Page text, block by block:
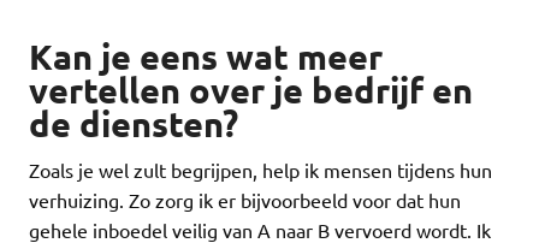
Kan je eens wat meer
vertellen over je bedrijf en
de diensten?
Zoals je wel zult begrijpen, help ik mensen tijdens hun
verhuizing. Zo zorg ik er bijvoorbeeld voor dat hun
gehele inboedel veilig van A naar B vervoerd wordt. Ik